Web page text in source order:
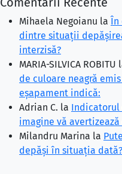
Mihaela Negoianu la În
dintre situaţii
interzisă?
MARIA-SILVICA ROBITU
de culoare neagră
eşapament indică:
Adrian C. la Indicatorul
imagine vă avertizează
Milandru Marina la
depăşi în situaţia dată?